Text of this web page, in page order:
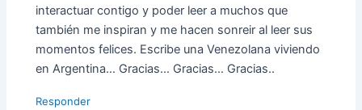
interactuar contigo y poder leer a muchos que
también me inspiran y me hacen sonreir al leer sus
momentos felices. Escribe una Venezolana viviendo
en Argentina… Gracias… Gracias… Gracias..
Responder